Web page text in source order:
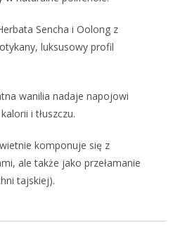
Sencha i Oolong z
luksusowy profil
wanilia nadaje napojowi
i tłuszczu.
komponuje się z
ale także jako przełamanie
tajskiej).